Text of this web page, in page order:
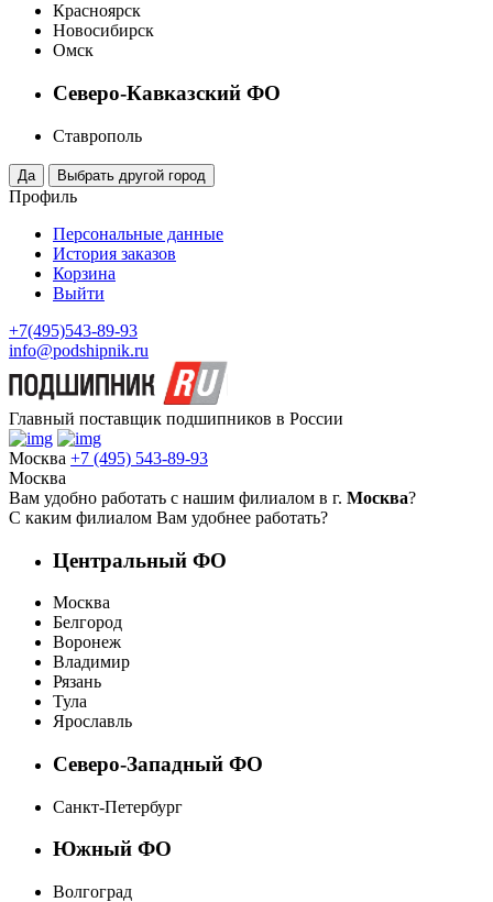
Красноярск
Новосибирск
Омск
Северо-Кавказский ФО
Ставрополь
Профиль
Персональные данные
История заказов
Корзина
Выйти
+7(495)543-89-93
info@podshipnik.ru
Главный поставщик подшипников в России
Москва +7 (495) 543-89-93
Москва
Вам удобно работать с нашим филиалом в г. Москва?
С каким филиалом Вам удобнее работать?
Центральный ФО
Москва
Белгород
Воронеж
Владимир
Рязань
Тула
Ярославль
Северо-Западный ФО
Санкт-Петербург
Южный ФО
Волгоград